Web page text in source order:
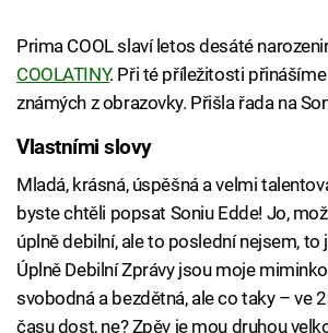
Prima COOL slaví letos desáté
COOLATINY. Při té příležitosti
známých z obrazovky. Přišla řada na
Vlastními slovy
Mladá, krásná, úspěšná a velmi
byste chtěli popsat Soniu Edde! Jo,
úplně debilní, ale to poslední nejsem, to
Úplně Debilní Zprávy jsou moje
svobodná a bezdětná, ale co taky – ve
času dost, ne? Zpěv je mou druhou